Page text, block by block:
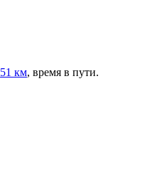
51 км, время в пути.